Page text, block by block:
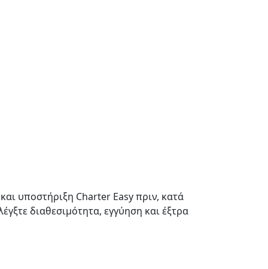
υποστήριξη Charter Easy πριν, κατά
διαθεσιμότητα, εγγύηση και έξτρα